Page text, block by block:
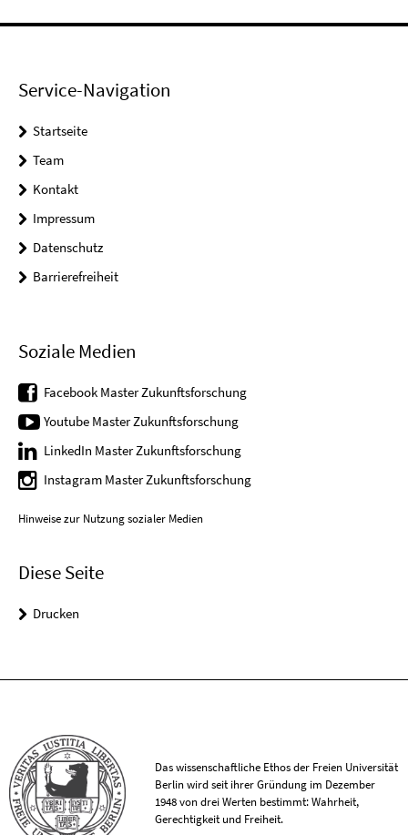
Service-Navigation
Startseite
Team
Kontakt
Impressum
Datenschutz
Barrierefreiheit
Soziale Medien
Facebook Master Zukunftsforschung
Youtube Master Zukunftsforschung
LinkedIn Master Zukunftsforschung
Instagram Master Zukunftsforschung
Hinweise zur Nutzung sozialer Medien
Diese Seite
Drucken
Das wissenschaftliche Ethos der Freien Universität
Berlin wird seit ihrer Gründung im Dezember
1948 von drei Werten bestimmt: Wahrheit,
Gerechtigkeit und Freiheit.